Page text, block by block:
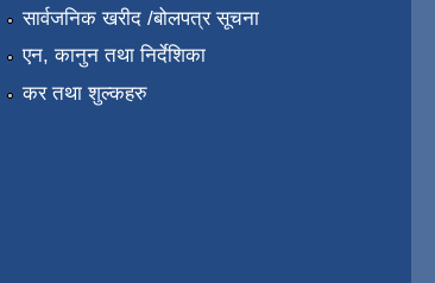
सार्वजनिक खरीद /बोलपत्र सूचना
एन, कानुन तथा निर्देशिका
कर तथा शुल्कहरु